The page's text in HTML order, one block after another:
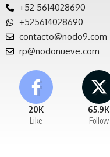
+52 5614028690
+525614028690
contacto@nodo9.com
rp@nodonueve.com
20K
Like
65.9K
Follow